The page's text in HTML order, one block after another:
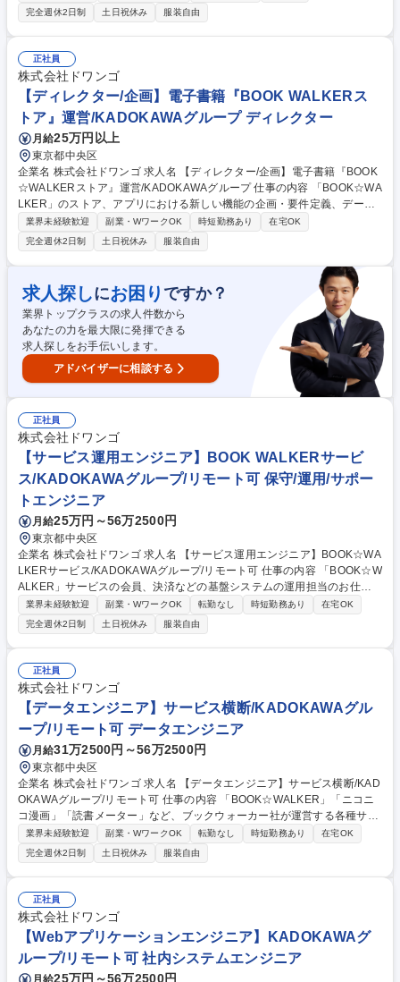
定義、設計、プロジェクト管理業務を、 社内のエンジニア、ディレクタ
ー、デザイナーおよび開発協力会社と連携し行います。 ■担当プロダクト
・BOOK☆WALKER（Webアプリケーション、モバイルアプリケーション
向けAPI、運営向け各種ツール等） ・その他、関連する各種Webアプリケ
ーション 募集職種 【リモート可】サービスシステムエンジニア◆KADOK
AWAグループ
完全週休2日制
土日祝休み 服装自由
正社員
株式会社ドワンゴ
【ディレクター/企画】電子書籍『BOOK WALKERス
トア』運営/KADOKAWAグループ ディレクター
月給25万円以上
東京都中央区
企業名 株式会社ドワンゴ 求人名 【ディレクター/企画】電子書籍『BOOK
☆WALKERストア』運営/KADOKAWAグループ 仕事の内容 「BOOK☆WA
LKER」のストア、アプリにおける新しい機能の企画・要件定義、データ
分析と改善、デザインの進行管理等。自社・外部含めデザイナーやエンジ
ニア等と連携、サービスの設計・開発・成長を担います。 ◎電子書籍スト
ア「BOOK☆WALKER」は、ライトノベル品揃えトップクラス、配信作品
は70万点、出版社数は1,000社以上を誇ります。マンガ/ライトノベル/小
説/実用書等、様々なジャンルを網羅するプラットフォームへと成長を遂げ
ています。◎KADOKAWAグループで安定性抜群。デジタル戦略子会社と
して、KADOKAWAのデジタルエンタメコンテンツを支えています。◎本
やコミックライトノベルに関心ある方にはお薦めです。 募集職種 【ディ
レクター/企画】電子書籍『BOOK☆WALKERストア』運営/KADOKAWA
グループ
業界未経験歓迎 副業・WワークOK 時短勤務あり
在宅OK
完全週休2日制
土日祝休み 服装自由
求人探しにお困り ですか？
業界トップクラスの求人件数から
あなたの力を最大限に発揮できる
求人探しをお手伝いします。
アドバイザーに相談する
正社員
株式会社ドワンゴ
【サービス運用エンジニア】BOOK WALKERサービ
ス/KADOKAWAグループ/リモート可 保守/運用/サポー
トエンジニア
月給25万円～56万2500円
東京都中央区
企業名 株式会社ドワンゴ 求人名 【サービス運用エンジニア】BOOK☆WA
LKERサービス/KADOKAWAグループ/リモート可 仕事の内容 「BOOK☆W
ALKER」サービスの会員、決済などの基盤システムの運用担当のお仕事
です。 主に「BOOK☆WALKER」サービスのアプリ開発、基盤システム
の運用操作・調査業務を中心に、プロジェクト管理業務、小規模開発を、
社内ディレクタや担当する協力会社と連携し行います。 ■担当プロダクト
・BOOK☆WALKER（Webアプリケーション、モバイルアプリケーション
向けAPI、運営向け各種ツール等） ・その他、関連する各種Webアプリケ
ーション 募集職種 【サービス運用エンジニア】BOOK☆WALKERサービ
ス/KADOKAWAグループ/リモート可
業界未経験歓迎 副業・WワークOK 転勤なし 時短勤務あり
在宅OK
完全週休2日制
土日祝休み 服装自由
正社員
株式会社ドワンゴ
【データエンジニア】サービス横断/KADOKAWAグル
ープ/リモート可 データエンジニア
月給31万2500円～56万2500円
東京都中央区
企業名 株式会社ドワンゴ 求人名 【データエンジニア】サービス横断/KAD
OKAWAグループ/リモート可 仕事の内容 「BOOK☆WALKER」「ニコニ
コ漫画」「読書メーター」など、ブックウォーカー社が運営する各種サー
ビスのデータエンジニアとして、全サービスを横断するデータ基盤の開発
や運用をお任せします。 【具体的な業務内容】 ・データ基盤開発…SQL,
Python等でのコーディング ・データ基盤設計書等のドキュメント作成…
ナレッジ蓄積や共有のためにConfluence等へドキュメントを残します ・
データ活用のための調査・実験…開発に着手する前に、複数手法の検討や
検証を重ねます 募集職種 【データエンジニア】サービス横断/KADOKAW
Aグループ/リモート可
業界未経験歓迎 副業・WワークOK 転勤なし 時短勤務あり
在宅OK
完全週休2日制
土日祝休み 服装自由
正社員
株式会社ドワンゴ
【Webアプリケーションエンジニア】KADOKAWAグ
ループ/リモート可 社内システムエンジニア
月給25万円～56万2500円